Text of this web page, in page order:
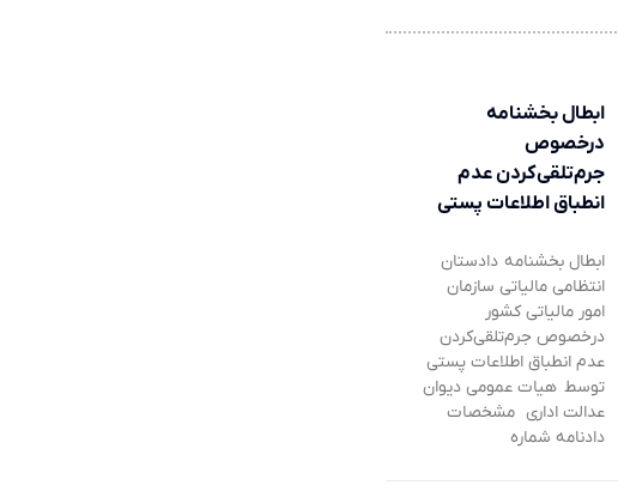
ابطال بخشنامه
درخصوص
جرم‌تلقی‌کردن عدم
انطباق اطلاعات پستی
ابطال بخشنامه دادستان
انتظامی مالیاتی سازمان
امور مالیاتی کشور
درخصوص جرم‌تلقی‌کردن
عدم انطباق اطلاعات پستی
توسط هیات عمومی دیوان
عدالت اداری مشخصات
دادنامه شماره